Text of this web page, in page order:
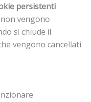
persistenti
vengono
si chiude il
vengono cancellati